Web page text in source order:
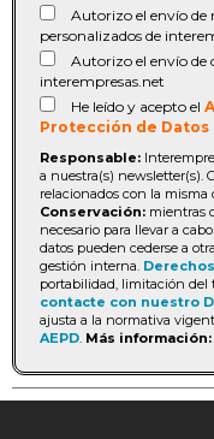
Autorizo el envío de
personalizados de
Autorizo el envío de
interempresas.net
He leído y acepto el
Protección de Datos
Responsable:
a nuestra(s) newsletter(s).
relacionados con la misma
Conservación: mientras
necesario para llevar a
datos pueden cederse a
gestión interna.
portabilidad, limitación del
contacte con nuestro
ajusta a la normativa
AEPD. Más información: